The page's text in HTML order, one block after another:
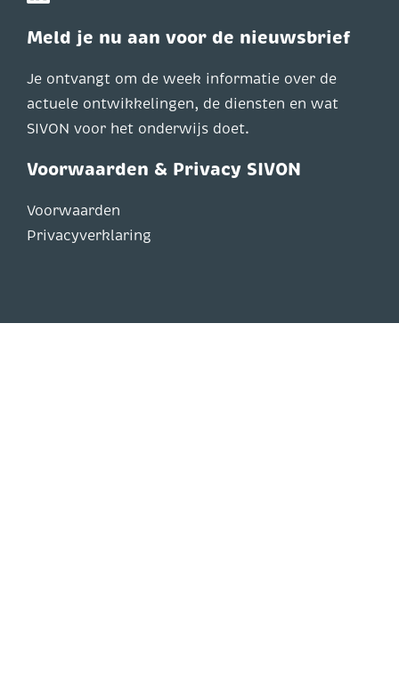
Meld je nu aan voor de nieuwsbrief
Je ontvangt om de week informatie over de
actuele ontwikkelingen, de diensten en wat
SIVON voor het onderwijs doet.
Voorwaarden & Privacy SIVON
Voorwaarden
Privacyverklaring